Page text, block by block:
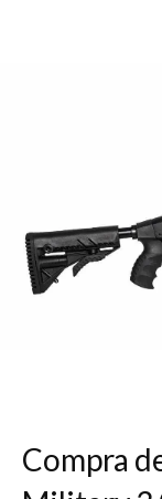
Compra